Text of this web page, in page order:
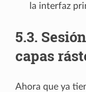
la interfaz
5.3.
capas
Ahora que ya